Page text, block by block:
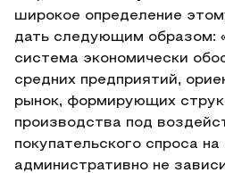
широкое определение
дать следующим образом:
система экономически
средних предприятий,
рынок, формирующих
производства под
покупательского спроса
административно не